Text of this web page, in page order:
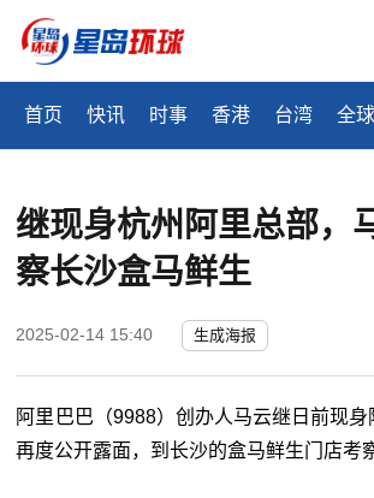
首页 快讯 时事 香港 台湾 全球
继现身杭州阿里总部，
察长沙盒马鲜生
2025-02-14 15:40 生成海报
阿里巴巴（9988）创办人马云继日前现身
再度公开露面，到长沙的盒马鲜生门店考